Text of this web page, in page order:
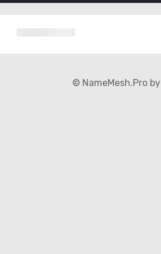
© NameMesh.Pro by